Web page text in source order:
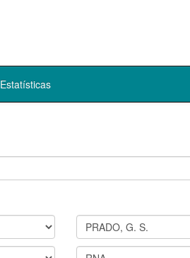
Estatísticas